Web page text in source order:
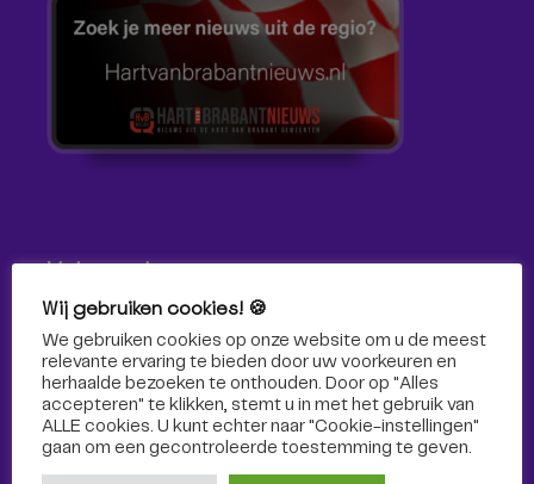
Volg ons!
Volg Omroep Tilburg niet alleen hier, maar ook via social
media!
Wij gebruiken cookies! 🍪
We gebruiken cookies op onze website om u de meest
relevante ervaring te bieden door uw voorkeuren en
herhaalde bezoeken te onthouden. Door op "Alles
accepteren" te klikken, stemt u in met het gebruik van
ALLE cookies. U kunt echter naar "Cookie-instellingen"
gaan om een ​​gecontroleerde toestemming te geven.